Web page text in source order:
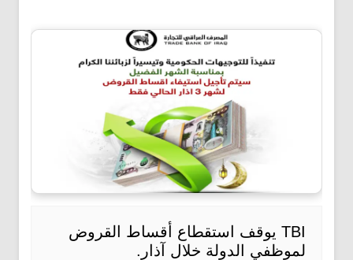
TBI يوقف استقطاع أقساط القروض
لموظفي الدولة خلال آذار.